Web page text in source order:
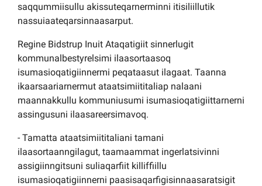
saqqummiisullu akissuteqarnerminni itisiliillutik
nassuiaateqarsinnaasarput.
Regine Bidstrup Inuit Ataqatigiit sinnerlugit
kommunalbestyrelsimi ilaasortaasoq
isumasioqatigiinnermi peqataasut ilagaat. Taanna
ikaarsaariarnermut ataatsimiititaliap nalaani
maannakkullu kommuniusumi isumasioqatigiittarnerni
assingusuni ilaasareersimavoq.
- Tamatta ataatsimiititaliani tamani
ilaasortaanngilagut, taamaammat ingerlatsivinni
assigiinngitsuni suliaqarfiit killiffiillu
isumasioqatigiinnerni paasisaqarfigisinnaasaratsigit